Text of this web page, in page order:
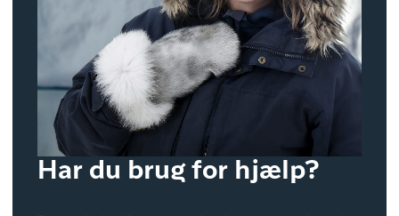
Har du brug for hjælp?